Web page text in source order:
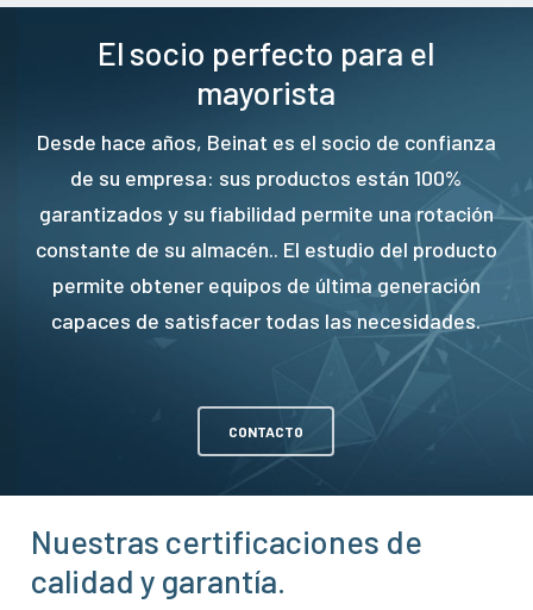
El socio perfecto para el
mayorista
Desde hace años, Beinat es el socio de confianza
de su empresa: sus productos están 100%
garantizados y su fiabilidad permite una rotación
constante de su almacén.. El estudio del producto
permite obtener equipos de última generación
capaces de satisfacer todas las necesidades.
CONTACTO
Nuestras certificaciones de
calidad y garantía.